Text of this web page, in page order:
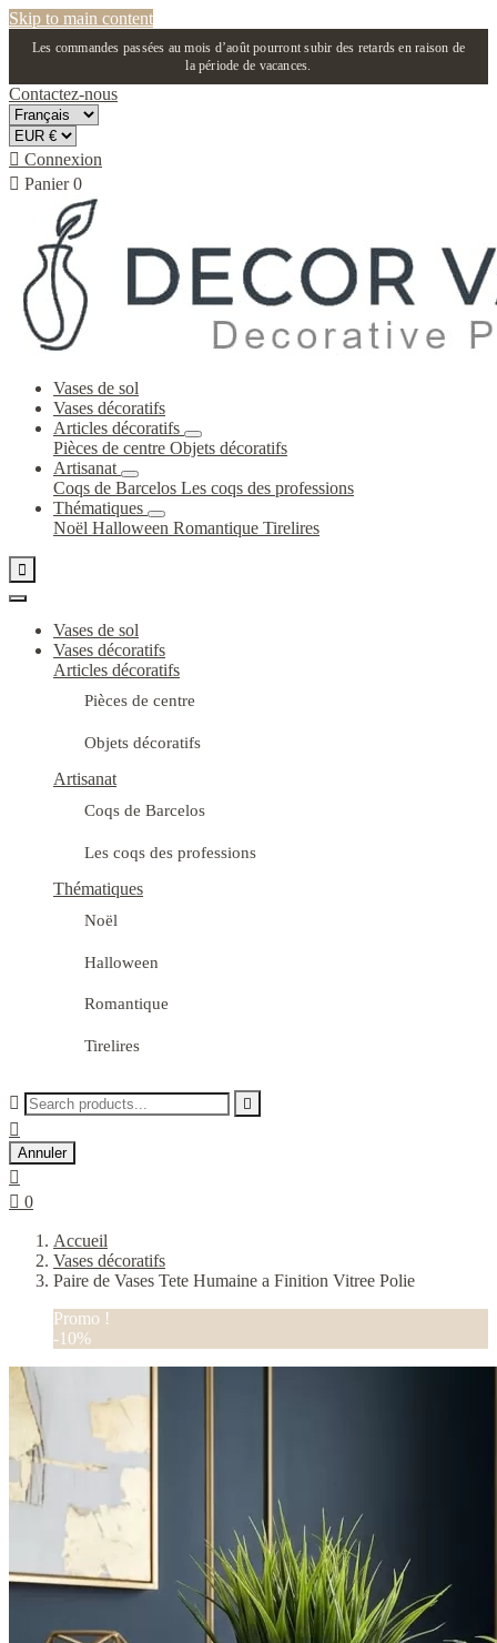
Skip to main content
Les commandes passées au mois d’août pourront subir des retards en raison de
la période de vacances.
Contactez-nous
 Connexion
 Panier 0
Vases de sol
Vases décoratifs
Articles décoratifs
Pièces de centre Objets décoratifs
Artisanat
Coqs de Barcelos Les coqs des professions
Thématiques
Noël Halloween Romantique Tirelires

Vases de sol
Vases décoratifs
Articles décoratifs
Pièces de centre
Objets décoratifs
Artisanat
Coqs de Barcelos
Les coqs des professions
Thématiques
Noël
Halloween
Romantique
Tirelires
 

Annuler

 0
Accueil
Vases décoratifs
Paire de Vases Tete Humaine a Finition Vitree Polie
Promo !
-10%